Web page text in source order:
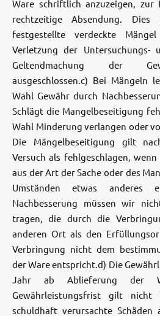
Ware schriftlich anzuzeigen,
rechtzeitige Absendung.
festgestellte verdeckte
Verletzung der
Geltendmachung der
ausgeschlossen.c) Bei Mängeln
Wahl Gewähr durch
Schlägt die Mangelbeseitigung
Wahl Minderung verlangen oder
Die Mängelbeseitigung gilt
Versuch als fehlgeschlagen,
aus der Art der Sache oder des
Umständen etwas
Nachbesserung müssen wir
tragen, die durch die
anderen Ort als den
Verbringung nicht dem
der Ware entspricht.d) Die
Jahr ab Ablieferung der
Gewährleistungsfrist gilt nicht
schuldhaft verursachte Schäden